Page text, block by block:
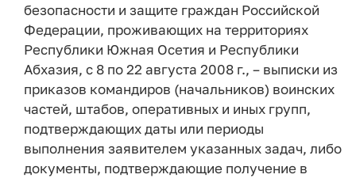
безопасности и защите граждан Российской
Федерации, проживающих на территориях
Республики Южная Осетия и Республики
Абхазия, с 8 по 22 августа 2008 г., – выписки из
приказов командиров (начальников) воинских
частей, штабов, оперативных и иных групп,
подтверждающих даты или периоды
выполнения заявителем указанных задач, либо
документы, подтверждающие получение в